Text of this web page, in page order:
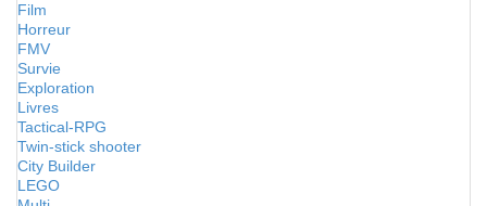
Film
Horreur
FMV
Survie
Exploration
Livres
Tactical-RPG
Twin-stick shooter
City Builder
LEGO